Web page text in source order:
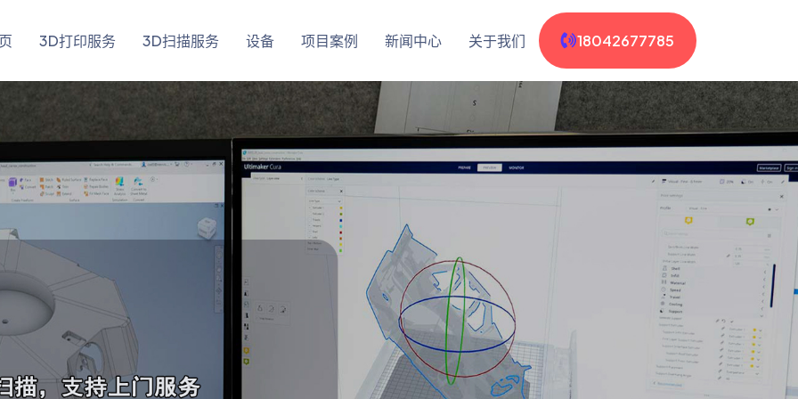
3D打印服务 3D扫描服务 设备 项目案例 新闻中心 关于我们 18042677785
了解详情 立即咨询
了解详情 立即咨询